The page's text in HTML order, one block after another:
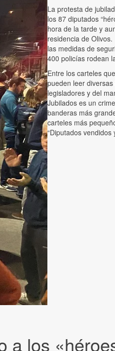
a los
La protesta de
los 87 diputados
hora de la tarde y
residencia de
las medidas de
400 policías rodean
Entre los carteles
pueden leer
legisladores y del
Jubilados es un
banderas más
carteles más
“Diputados vendidos